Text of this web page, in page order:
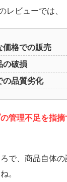
レビューでは、
価格での販売
の破損
の品質劣化
管理不足を指
で、商品自体の
。